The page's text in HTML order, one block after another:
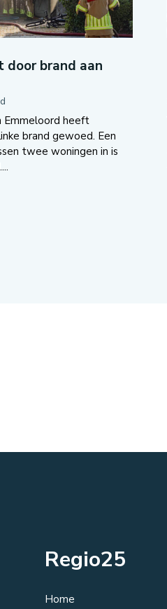
door brand aan
Emmeloord heeft
brand gewoed. Een
twee woningen in is
Regio25
Home